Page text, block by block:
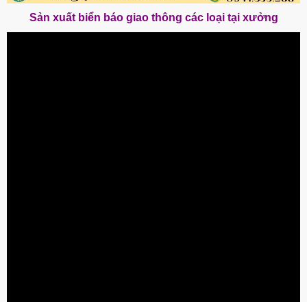
Sản xuất biển báo giao thông các loại tại xưởng